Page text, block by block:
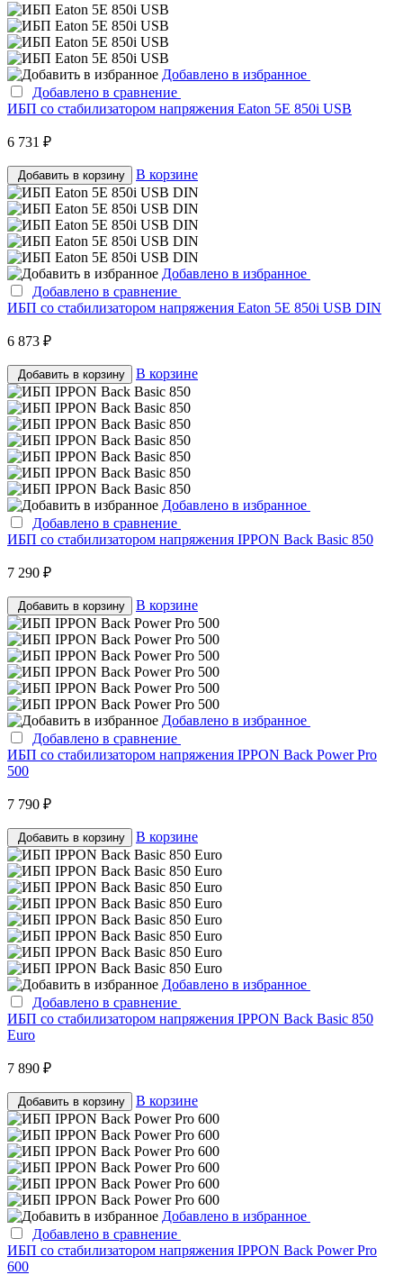
Добавлено в избранное
Добавлено в сравнение
ИБП со стабилизатором напряжения Eaton 5E 850i USB
6 731 ₽
Добавить в корзину В корзине
Добавлено в избранное
Добавлено в сравнение
ИБП со стабилизатором напряжения Eaton 5E 850i USB DIN
6 873 ₽
Добавить в корзину В корзине
Добавлено в избранное
Добавлено в сравнение
ИБП со стабилизатором напряжения IPPON Back Basic 850
7 290 ₽
Добавить в корзину В корзине
Добавлено в избранное
Добавлено в сравнение
ИБП со стабилизатором напряжения IPPON Back Power Pro
500
7 790 ₽
Добавить в корзину В корзине
Добавлено в избранное
Добавлено в сравнение
ИБП со стабилизатором напряжения IPPON Back Basic 850
Euro
7 890 ₽
Добавить в корзину В корзине
Добавлено в избранное
Добавлено в сравнение
ИБП со стабилизатором напряжения IPPON Back Power Pro
600